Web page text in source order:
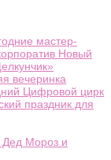
мастер-
Новый
вечеринка
Цифровой цирк
праздник для
Мороз и